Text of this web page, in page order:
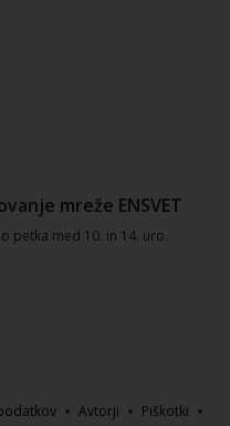
mreže ENSVET
petka med 10. in 14. uro.
Avtorji
Piškotki